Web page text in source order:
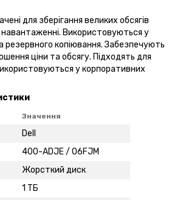
для зберігання великих обсягів
Використовуються у
резервного копіювання. Забезпечують
ціни та обсягу. Підходять для
у корпоративних
Значення
Dell
400-ADJE / 06FJM
Жорсткий диск
1 ТБ